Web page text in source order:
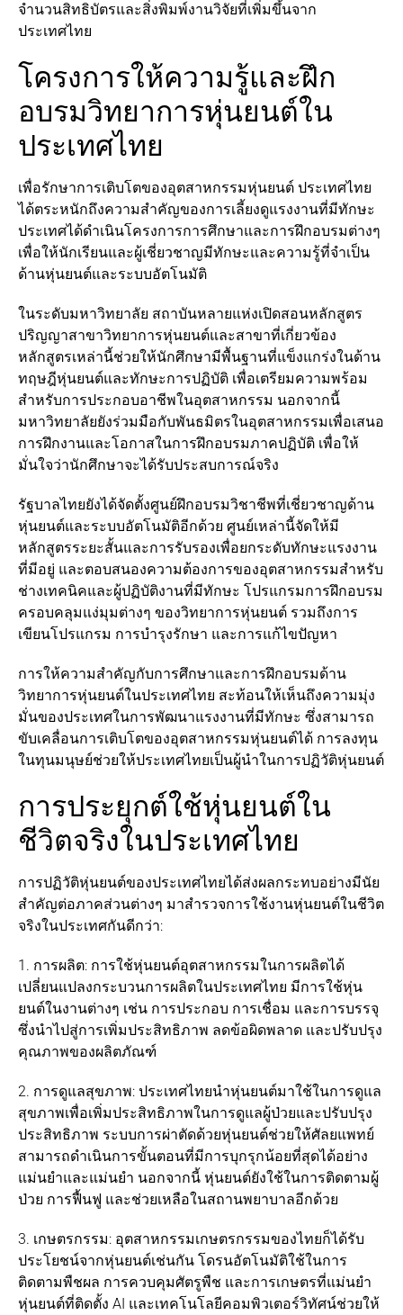
จำนวนสิทธิบัตรและสิ่งพิมพ์งานวิจัยที่เพิ่มขึ้นจาก
ประเทศไทย
โครงการให้ความรู้และฝึก
อบรมวิทยาการหุ่นยนต์ใน
ประเทศไทย
เพื่อรักษาการเติบโตของอุตสาหกรรมหุ่นยนต์ ประเทศไทย
ได้ตระหนักถึงความสำคัญของการเลี้ยงดูแรงงานที่มีทักษะ
ประเทศได้ดำเนินโครงการการศึกษาและการฝึกอบรมต่างๆ
เพื่อให้นักเรียนและผู้เชี่ยวชาญมีทักษะและความรู้ที่จำเป็น
ด้านหุ่นยนต์และระบบอัตโนมัติ
ในระดับมหาวิทยาลัย สถาบันหลายแห่งเปิดสอนหลักสูตร
ปริญญาสาขาวิทยาการหุ่นยนต์และสาขาที่เกี่ยวข้อง
หลักสูตรเหล่านี้ช่วยให้นักศึกษามีพื้นฐานที่แข็งแกร่งในด้าน
ทฤษฎีหุ่นยนต์และทักษะการปฏิบัติ เพื่อเตรียมความพร้อม
สำหรับการประกอบอาชีพในอุตสาหกรรม นอกจากนี้
มหาวิทยาลัยยังร่วมมือกับพันธมิตรในอุตสาหกรรมเพื่อเสนอ
การฝึกงานและโอกาสในการฝึกอบรมภาคปฏิบัติ เพื่อให้
มั่นใจว่านักศึกษาจะได้รับประสบการณ์จริง
รัฐบาลไทยยังได้จัดตั้งศูนย์ฝึกอบรมวิชาชีพที่เชี่ยวชาญด้าน
หุ่นยนต์และระบบอัตโนมัติอีกด้วย ศูนย์เหล่านี้จัดให้มี
หลักสูตรระยะสั้นและการรับรองเพื่อยกระดับทักษะแรงงาน
ที่มีอยู่ และตอบสนองความต้องการของอุตสาหกรรมสำหรับ
ช่างเทคนิคและผู้ปฏิบัติงานที่มีทักษะ โปรแกรมการฝึกอบรม
ครอบคลุมแง่มุมต่างๆ ของวิทยาการหุ่นยนต์ รวมถึงการ
เขียนโปรแกรม การบำรุงรักษา และการแก้ไขปัญหา
การให้ความสำคัญกับการศึกษาและการฝึกอบรมด้าน
วิทยาการหุ่นยนต์ในประเทศไทย สะท้อนให้เห็นถึงความมุ่ง
มั่นของประเทศในการพัฒนาแรงงานที่มีทักษะ ซึ่งสามารถ
ขับเคลื่อนการเติบโตของอุตสาหกรรมหุ่นยนต์ได้ การลงทุน
ในทุนมนุษย์ช่วยให้ประเทศไทยเป็นผู้นำในการปฏิวัติหุ่นยนต์
การประยุกต์ใช้หุ่นยนต์ใน
ชีวิตจริงในประเทศไทย
การปฏิวัติหุ่นยนต์ของประเทศไทยได้ส่งผลกระทบอย่างมีนัย
สำคัญต่อภาคส่วนต่างๆ มาสำรวจการใช้งานหุ่นยนต์ในชีวิต
จริงในประเทศกันดีกว่า:
1. การผลิต: การใช้หุ่นยนต์อุตสาหกรรมในการผลิตได้
เปลี่ยนแปลงกระบวนการผลิตในประเทศไทย มีการใช้หุ่น
ยนต์ในงานต่างๆ เช่น การประกอบ การเชื่อม และการบรรจุ
ซึ่งนำไปสู่การเพิ่มประสิทธิภาพ ลดข้อผิดพลาด และปรับปรุง
คุณภาพของผลิตภัณฑ์
2. การดูแลสุขภาพ: ประเทศไทยนำหุ่นยนต์มาใช้ในการดูแล
สุขภาพเพื่อเพิ่มประสิทธิภาพในการดูแลผู้ป่วยและปรับปรุง
ประสิทธิภาพ ระบบการผ่าตัดด้วยหุ่นยนต์ช่วยให้ศัลยแพทย์
สามารถดำเนินการขั้นตอนที่มีการบุกรุกน้อยที่สุดได้อย่าง
แม่นยำและแม่นยำ นอกจากนี้ หุ่นยนต์ยังใช้ในการติดตามผู้
ป่วย การฟื้นฟู และช่วยเหลือในสถานพยาบาลอีกด้วย
3. เกษตรกรรม: อุตสาหกรรมเกษตรกรรมของไทยก็ได้รับ
ประโยชน์จากหุ่นยนต์เช่นกัน โดรนอัตโนมัติใช้ในการ
ติดตามพืชผล การควบคุมศัตรูพืช และการเกษตรที่แม่นยำ
หุ่นยนต์ที่ติดตั้ง AI และเทคโนโลยีคอมพิวเตอร์วิทัศน์ช่วยให้